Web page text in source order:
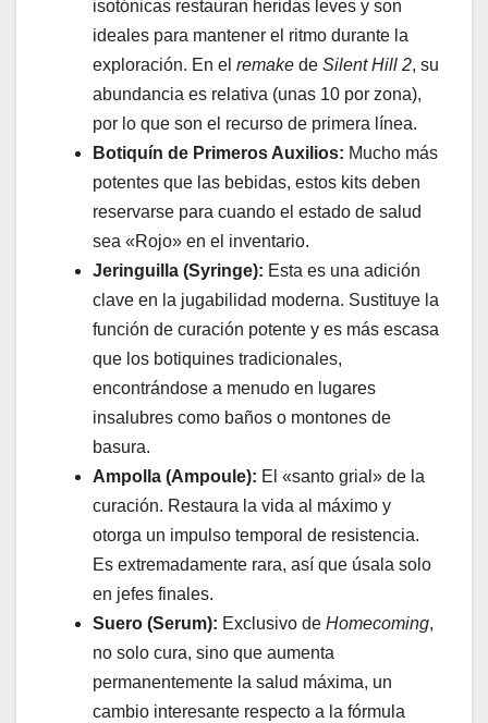
isotónicas restauran heridas leves y son
ideales para mantener el ritmo durante la
exploración. En el remake de Silent Hill 2, su
abundancia es relativa (unas 10 por zona),
por lo que son el recurso de primera línea.
Botiquín de Primeros Auxilios: Mucho más
potentes que las bebidas, estos kits deben
reservarse para cuando el estado de salud
sea «Rojo» en el inventario.
Jeringuilla (Syringe): Esta es una adición
clave en la jugabilidad moderna. Sustituye la
función de curación potente y es más escasa
que los botiquines tradicionales,
encontrándose a menudo en lugares
insalubres como baños o montones de
basura.
Ampolla (Ampoule): El «santo grial» de la
curación. Restaura la vida al máximo y
otorga un impulso temporal de resistencia.
Es extremadamente rara, así que úsala solo
en jefes finales.
Suero (Serum): Exclusivo de Homecoming,
no solo cura, sino que aumenta
permanentemente la salud máxima, un
cambio interesante respecto a la fórmula